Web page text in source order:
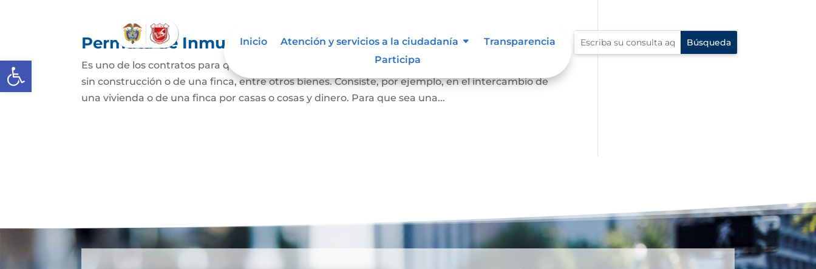
Abrir barra de herramientas
Inicio Atención y servicios a la ciudadanía
Transparencia
Participa
Permuta de Inmuebles
Es uno de los contratos para que una persona se convierta en propietaria de una vivienda, lote
sin construcción o de una finca, entre otros bienes. Consiste, por ejemplo, en el intercambio de
una vivienda o de una finca por casas o cosas y dinero. Para que sea una...